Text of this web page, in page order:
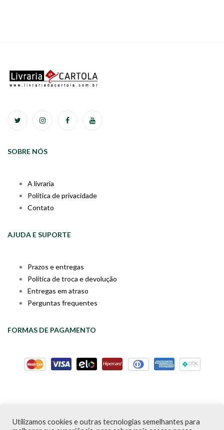
SOBRE NÓS
A livraria
Política de privacidade
Contato
AJUDA E SUPORTE
Prazos e entregas
Política de troca e devolução
Entregas em atraso
Perguntas frequentes
FORMAS DE PAGAMENTO
Livraria da Cartola © Desde 2020 | CNPJ: 31.298.135/0001-09 |
Utilizamos cookies e outras tecnologias semelhantes para